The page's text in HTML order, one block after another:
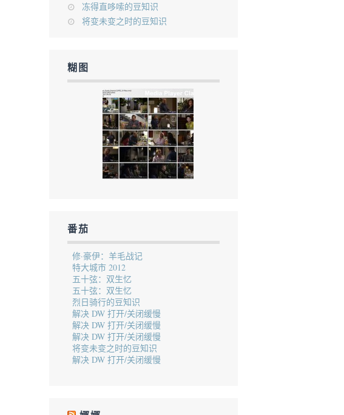
冻得直哆嗦的豆知识
将变未变之时的豆知识
糊图
番茄
修·豪伊：羊毛战记
特大城市 2012
五十弦：双生忆
五十弦：双生忆
烈日骑行的豆知识
解决 DW 打开/关闭缓慢
解决 DW 打开/关闭缓慢
解决 DW 打开/关闭缓慢
将变未变之时的豆知识
解决 DW 打开/关闭缓慢